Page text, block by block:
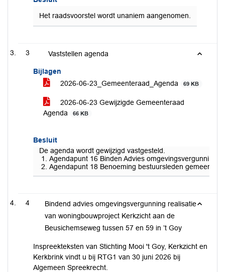
Het raadsvoorstel wordt unaniem aangenomen.
3 Vaststellen agenda
Bijlagen
2026-06-23_Gemeenteraad_Agenda
69 KB
2026-06-23 Gewijzigde Gemeenteraad
Agenda
66 KB
Besluit
De agenda wordt gewijzigd vastgesteld.
Agendapunt 16 Binden Advies omgevingsvergunning
Agendapunt 18 Benoeming bestuursleden
4
Bindend advies omgevingsvergunning realisatie
van woningbouwproject Kerkzicht aan de
Beusichemseweg tussen 57 en 59 in ’t Goy
Inspreekteksten van Stichting Mooi 't Goy, Kerkzicht en
Kerkbrink vindt u bij RTG1 van 30 juni 2026 bij
Algemeen Spreekrecht.